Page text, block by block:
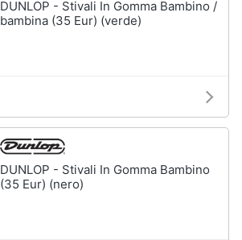
DUNLOP - Stivali In Gomma Bambino /
bambina (35 Eur) (verde)
DUNLOP - Stivali In Gomma Bambino
(35 Eur) (nero)